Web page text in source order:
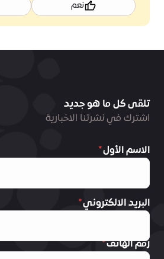
نعم
تلقى كل ما هو جديد
اشترك في نشرتنا الاخبارية
الاسم الأول
البريد الالكتروني
رقم الهاتف